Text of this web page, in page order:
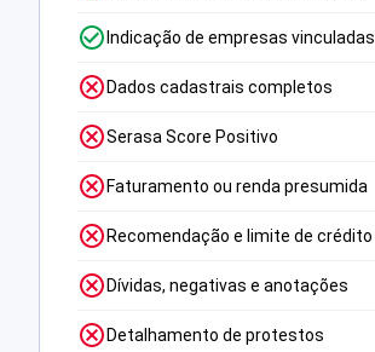
Indicação de empresas vinculadas
Dados cadastrais completos
Serasa Score Positivo
Faturamento ou renda presumida
Recomendação e limite de crédito
Dívidas, negativas e anotações
Detalhamento de protestos